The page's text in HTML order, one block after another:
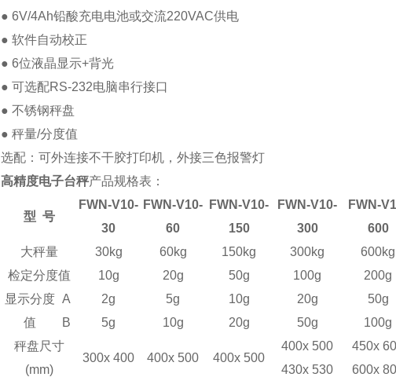
● 6V/4Ah铅酸充电电池或交流220VAC供电
● 软件自动校正
● 6位液晶显示+背光
● 可选配RS-232电脑串行接口
● 不锈钢秤盘
● 秤量/分度值
选配：可外连接不干胶打印机 ，外接三色报警灯
高精度电子台秤产品规格表：
型 号
FWN-V10-
30
FWN-V10-
60
FWN-V10-
150
FWN-V10-
300
FWN-V
600
大秤量
30kg 60kg 150kg 300kg
600kg
检定分度值
10g 20g 50g 100g
200g
显示分度
值
A 2g 5g 10g 20g
50g
B
5g 10g 20g 50g
100g
秤盘尺寸
(mm)
300x 400 400x 500 400x 500
400x 500
430x 530
450x
600x